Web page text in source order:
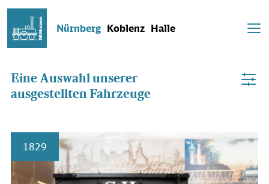
Nürnberg Koblenz Halle
Eine Auswahl unserer
ausgestellten Fahrzeuge
1829